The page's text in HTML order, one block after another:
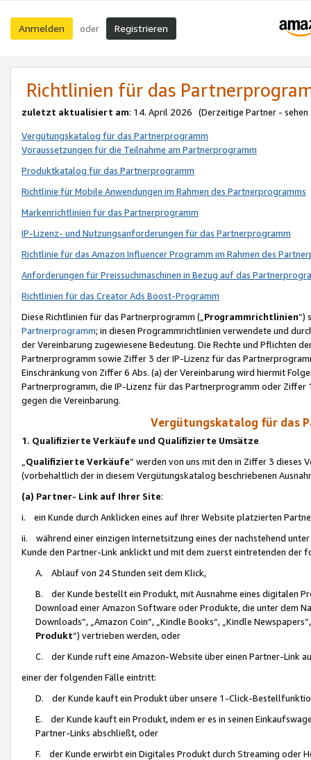
Anmelden oder Registrieren
Richtlinien für das
zuletzt aktualisiert am: 14. April 2026 (Derzeitige Partner - sehen
Vergütungskatalog für das Partnerprogramm
Voraussetzungen für die Teilnahme am Partnerprogramm
Produktkatalog für das Partnerprogramm
Richtlinie für Mobile Anwendungen im Rahmen des Partnerprogramms
Markenrichtlinien für das Partnerprogramm
IP-Lizenz- und Nutzungsanforderungen für das Partnerprogramm
Richtlinie für das Amazon Influencer Programm im Rahmen des
Anforderungen für Preissuchmaschinen in Bezug auf das
Richtlinien für das Creator Ads Boost-Programm
Diese Richtlinien für das Partnerprogramm („Programmrichtlinien“)
Partnerprogramm; in diesen Programmrichtlinien verwendete und
der Vereinbarung zugewiesene Bedeutung. Die Rechte und Pflichten
Partnerprogramm sowie Ziffer 3 der IP-Lizenz für das
Einschränkung von Ziffer 6 Abs. (a) der Vereinbarung wird hiermit
Partnerprogramm, die IP-Lizenz für das Partnerprogramm oder
gegen die Vereinbarung.
Vergütungskatalog für das
1. Qualifizierte Verkäufe und Qualifizierte Umsätze
Qualifizierte Verkäufe“ werden von uns mit den in Ziffer 3
(vorbehaltlich der in diesem Vergütungskatalog beschriebenen
(a) Partner- Link auf Ihrer Site:
i. ein Kunde durch Anklicken eines auf Ihrer Website platzierten
ii. während einer einzigen Internetsitzung eines der nachstehend
Kunde den Partner-Link anklickt und mit dem zuerst eintretenden der
A. Ablauf von 24 Stunden seit dem Klick,
B. der Kunde bestellt ein Produkt, mit Ausnahme eines digitalen
Download einer Amazon Software oder Produkte, die unter dem
Downloads“, „Amazon Coin“, „Kindle Books“, „Kindle
Produkt“) vertrieben werden, oder
C. der Kunde ruft eine Amazon-Website über einen Partner-Link
einer der folgenden Fälle eintritt:
D. der Kunde kauft ein Produkt über unsere 1-Click-
E. der Kunde kauft ein Produkt, indem er es in seinen
Partner-Links abschließt, oder
F. der Kunde erwirbt ein Digitales Produkt durch Streaming oder